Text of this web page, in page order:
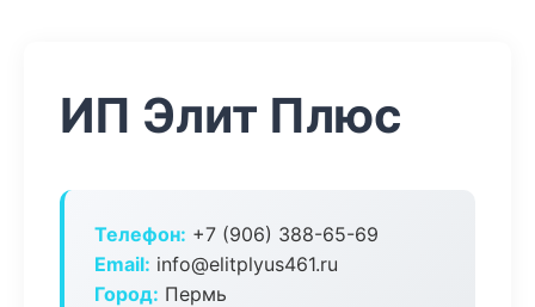
ИП Элит Плюс
Телефон: +7 (906) 388-65-69
Email: info@elitplyus461.ru
Город: Пермь